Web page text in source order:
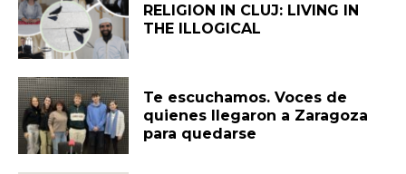
RELIGION IN CLUJ: LIVING IN
THE ILLOGICAL
Te escuchamos. Voces de
quienes llegaron a Zaragoza
para quedarse